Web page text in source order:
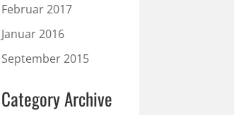
Februar 2017
Januar 2016
September 2015
Category Archive